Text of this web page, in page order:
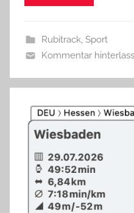
Rubitrack, Sport
Kommentar